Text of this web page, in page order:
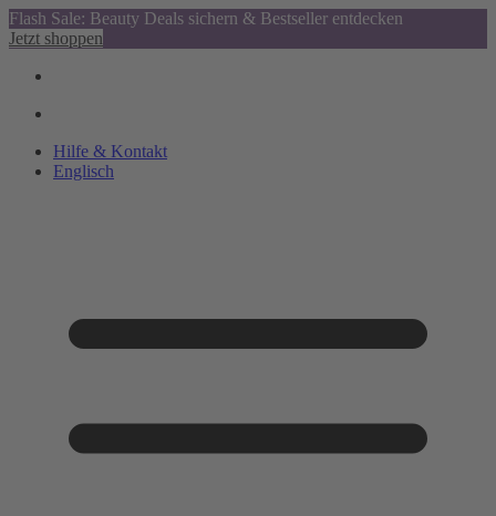
Flash Sale: Beauty Deals sichern & Bestseller entdecken
Jetzt shoppen
Hilfe & Kontakt
Englisch